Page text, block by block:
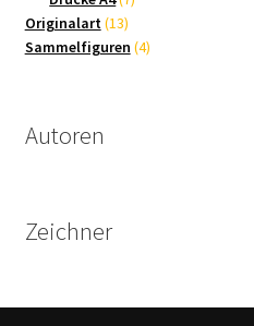
Originalart 1313
Produkte
Sammelfiguren 44
Autoren
Zeichner